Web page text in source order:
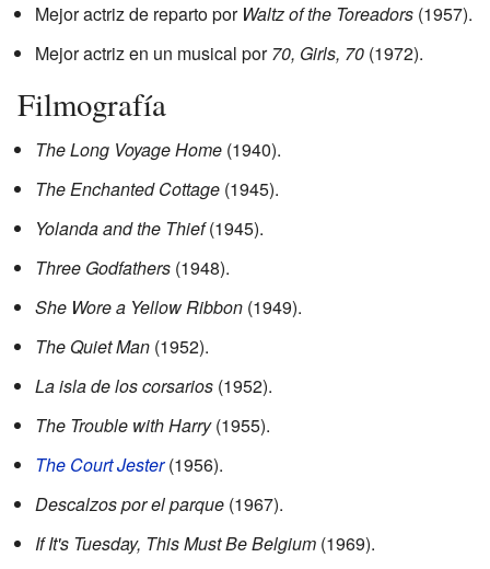
Mejor actriz de reparto por Waltz of the Toreadors (1957).
Mejor actriz en un musical por70, Girls, 70 (1972).
Filmografía
The Long Voyage Home (1940).
The Enchanted Cottage (1945).
Yolanda and the Thief(1945).
Three Godfathers (1948).
She Wore a Yellow Ribbon (1949).
The Quiet Man (1952).
La isla de los corsarios (1952).
The Trouble with Harry(1955).
The Court Jester(1956).
Descalzos por el parque (1967).
If It's Tuesday, This Must Be Belgium (1969).